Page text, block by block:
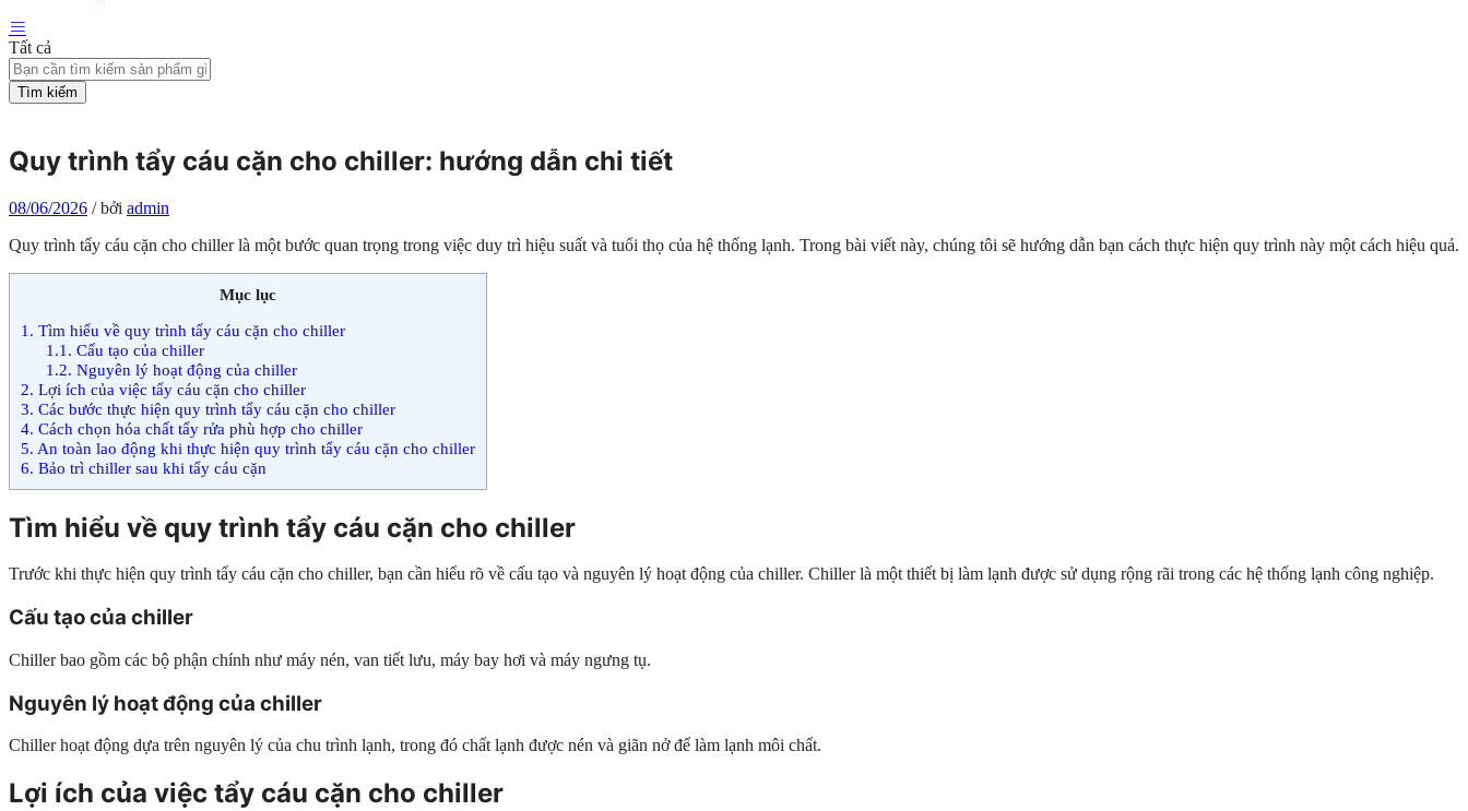
Tất cả
Tìm kiếm
Quy trình tẩy cáu cặn cho chiller: hướng dẫn chi tiết
08/06/2026 /bởi admin
Quy trình tẩy cáu cặn cho chiller là một bước quan trọng trong việc duy trì hiệu suất và tuổi thọ của hệ thống lạnh. Trong bài viết này, chúng tôi sẽ hướng dẫn bạn cách thực hiện quy trình này một cách hiệu quả.
Mục lục
1. Tìm hiểu về quy trình tẩy cáu cặn cho chiller
1.1. Cấu tạo của chiller
1.2. Nguyên lý hoạt động của chiller
2. Lợi ích của việc tẩy cáu cặn cho chiller
3. Các bước thực hiện quy trình tẩy cáu cặn cho chiller
4. Cách chọn hóa chất tẩy rửa phù hợp cho chiller
5. An toàn lao động khi thực hiện quy trình tẩy cáu cặn cho chiller
6. Bảo trì chiller sau khi tẩy cáu cặn
Tìm hiểu về quy trình tẩy cáu cặn cho chiller
Trước khi thực hiện quy trình tẩy cáu cặn cho chiller, bạn cần hiểu rõ về cấu tạo và nguyên lý hoạt động của chiller. Chiller là một thiết bị làm lạnh được sử dụng rộng rãi trong các hệ thống lạnh công nghiệp.
Cấu tạo của chiller
Chiller bao gồm các bộ phận chính như máy nén, van tiết lưu, máy bay hơi và máy ngưng tụ.
Nguyên lý hoạt động của chiller
Chiller hoạt động dựa trên nguyên lý của chu trình lạnh, trong đó chất lạnh được nén và giãn nở để làm lạnh môi chất.
Lợi ích của việc tẩy cáu cặn cho chiller